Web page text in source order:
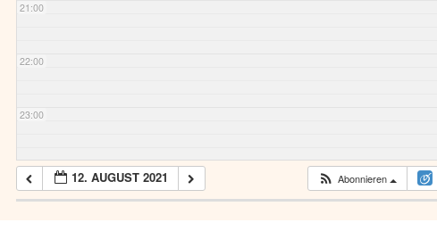
21:00
22:00
23:00
12. AUGUST 2021 Abonnieren